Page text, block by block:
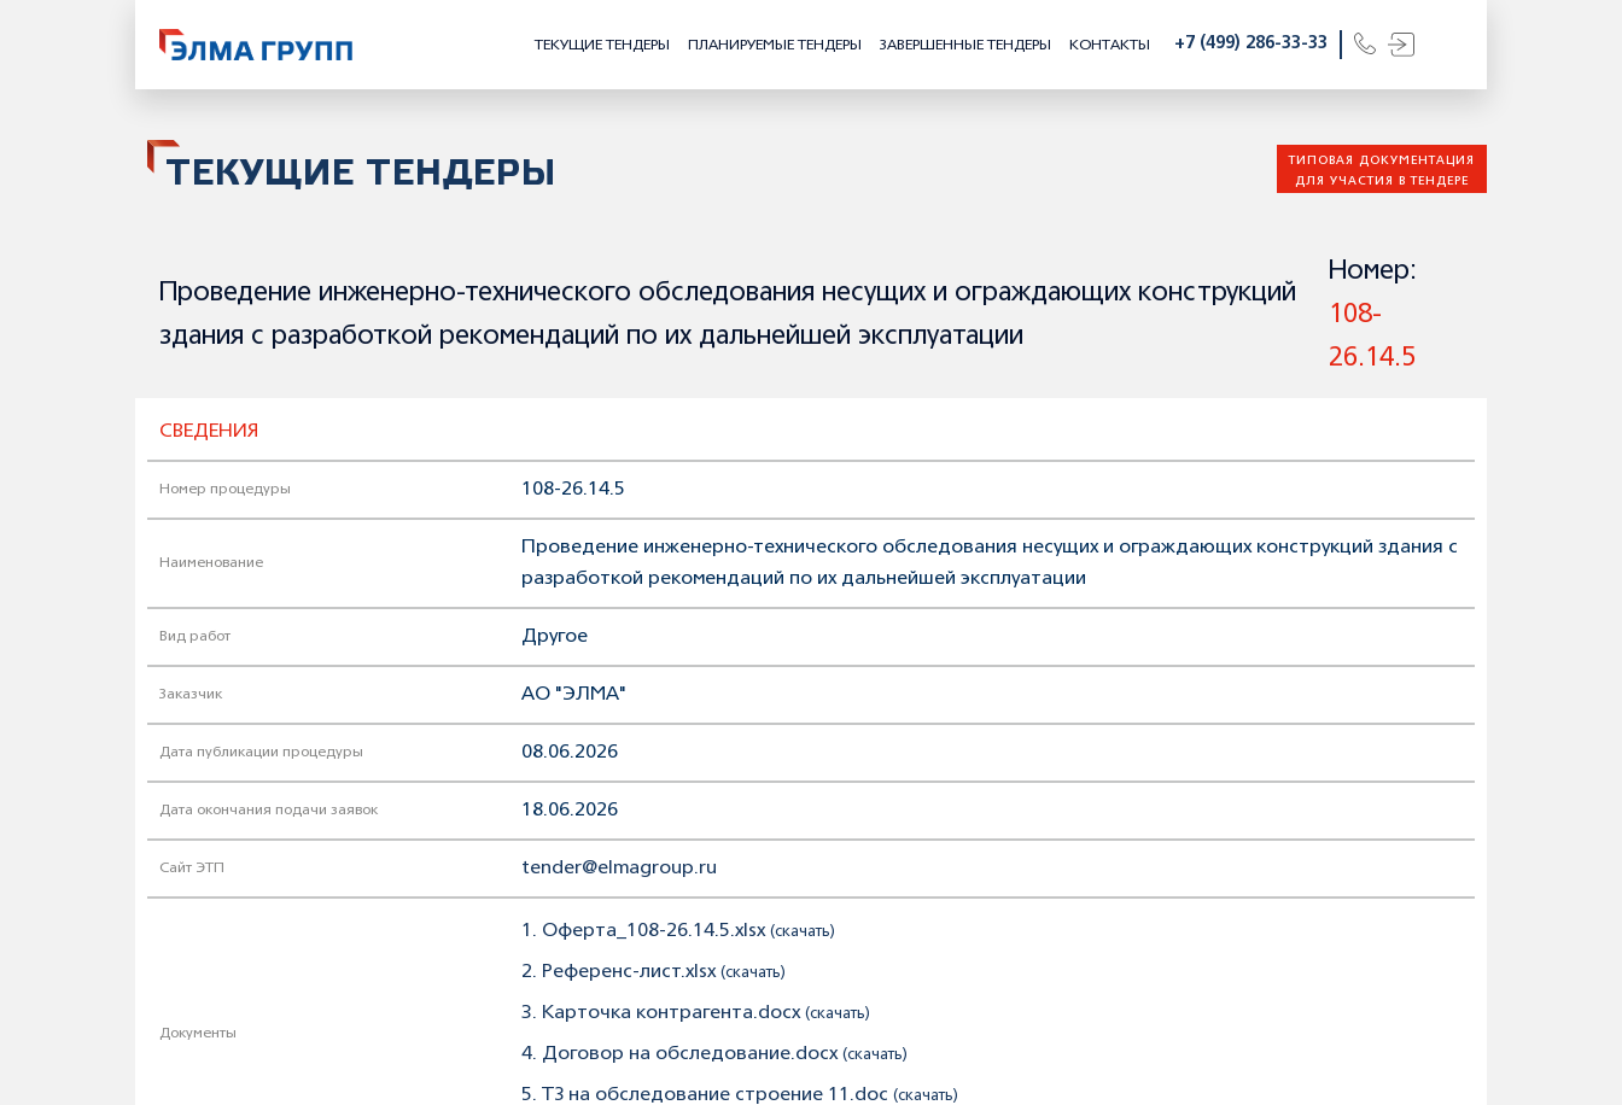
ТЕКУЩИЕ ТЕНДЕРЫ ПЛАНИРУЕМЫЕ ТЕНДЕРЫ ЗАВЕРШЕННЫЕ ТЕНДЕРЫ КОНТАКТЫ +7 (499) 286-33-33
ТЕКУЩИЕ ТЕНДЕРЫ
ТИПОВАЯ ДОКУМЕНТАЦИЯ
ДЛЯ УЧАСТИЯ В ТЕНДЕРЕ
Проведение инженерно-технического обследования несущих и ограждающих конструкций
здания с разработкой рекомендаций по их дальнейшей эксплуатации
Номер:
108-
26.14.5
СВЕДЕНИЯ
Номер процедуры 108-26.14.5
Наименование
Проведение инженерно-технического обследования несущих и ограждающих конструкций здания с
разработкой рекомендаций по их дальнейшей эксплуатации
Вид работ Другое
Заказчик АО "ЭЛМА"
Дата публикации процедуры 08.06.2026
Дата окончания подачи заявок 18.06.2026
Сайт ЭТП tender@elmagroup.ru
Документы
1. Оферта_108-26.14.5.xlsx (скачать)
2. Референс-лист.xlsx (скачать)
3. Карточка контрагента.docx (скачать)
4. Договор на обследование.docx (скачать)
5. ТЗ на обследование строение 11.doc (скачать)